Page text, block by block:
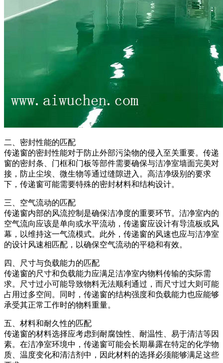
二、密封性能的匹配
传递窗的密封性能对于防止外部污染物的侵入至关重要。传递
窗的密封条、门框和门板等部件需要确保与洁净室墙面完美对
接，防止尘埃、微生物等通过缝隙进入。高洁净级别的要求
下，传递窗可能需要特殊的密封材料和结构设计。
三、空气流动的匹配
传递窗内部的风流控制是确保洁净度的重要环节。洁净室内的
空气流向应该是单向或水平流动，传递窗应设计有导流板或风
幕，以维持这一气流模式。此外，传递窗的风速也应与洁净室
的设计风速相匹配，以确保空气流动的平稳和有效。
四、尺寸与负载能力的匹配
传递窗的尺寸和负载能力应满足洁净室内物料传输的实际需
求。尺寸过小可能导致物料无法顺利通过，而尺寸过大则可能
占用过多空间。同时，传递窗的结构强度和负载能力也应能够
承受其正常工作时的物料重量。
五、材料和耐久性的匹配
传递窗的材料选择应考虑到耐腐蚀性、耐温性、易于清洁等因
素。在洁净室环境中，传递窗可能会长期暴露在特定的化学物
质、温度变化和清洁剂中，因此材料的选择必须能够满足这些